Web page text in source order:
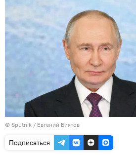
© Sputnik / Евгений Биятов
Подписаться